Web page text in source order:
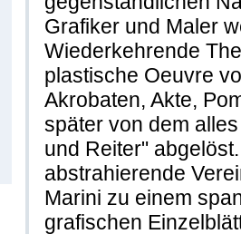
Grafiker und Maler
Wiederkehrende
plastische Oeuvre
Akrobaten, Akte,
später von dem
und Reiter"
abstrahierende
Marini zu einem
grafischen